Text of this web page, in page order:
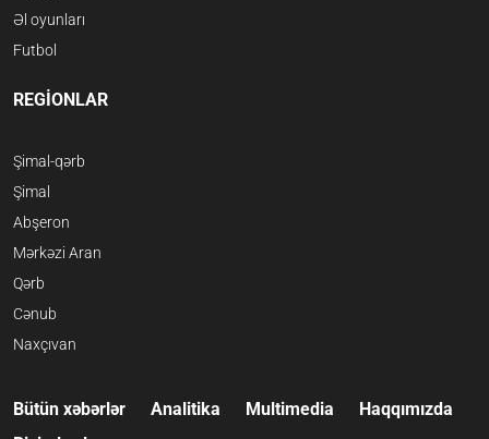
Əl oyunları
Futbol
REGİONLAR
Şimal-qərb
Şimal
Abşeron
Mərkəzi Aran
Qərb
Cənub
Naxçıvan
Bütün xəbərlər Analitika Multimedia
Haqqımızda